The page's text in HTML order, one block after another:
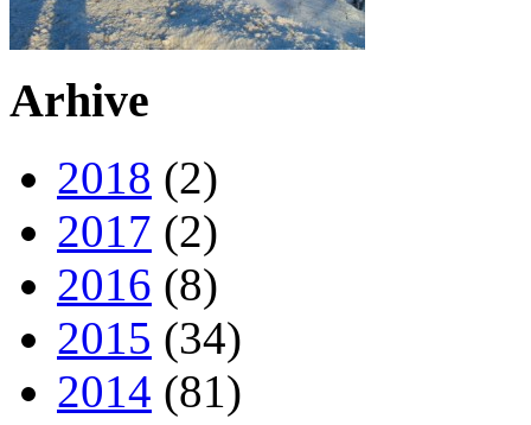
Arhive
2018 (2)
2017 (2)
2016 (8)
2015 (34)
2014 (81)